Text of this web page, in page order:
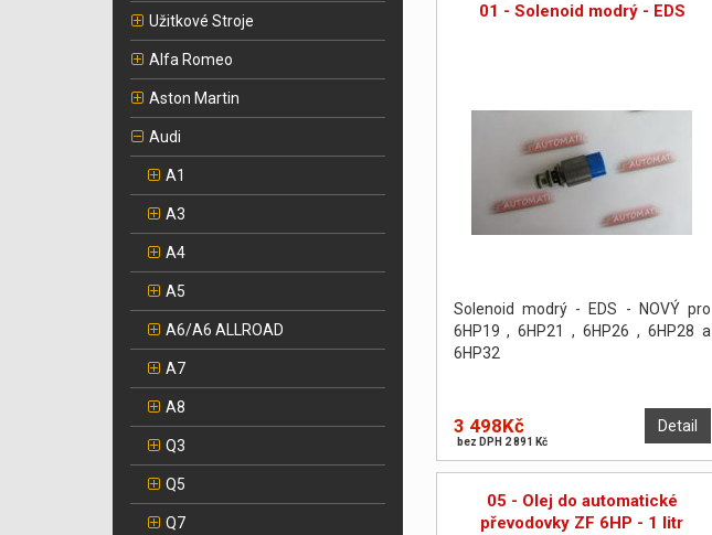
Užitkové Stroje
Alfa Romeo
Aston Martin
Audi
A1
A3
A4
A5
A6/A6 ALLROAD
A7
A8
Q3
Q5
Q7
01 - Solenoid modrý - EDS
Solenoid modrý - EDS - NOVÝ pro
6HP19 , 6HP21 , 6HP26 , 6HP28 a
6HP32
Detail
3 498Kč
bez DPH 2 891 Kč
05 - Olej do automatické
převodovky ZF 6HP - 1 litr